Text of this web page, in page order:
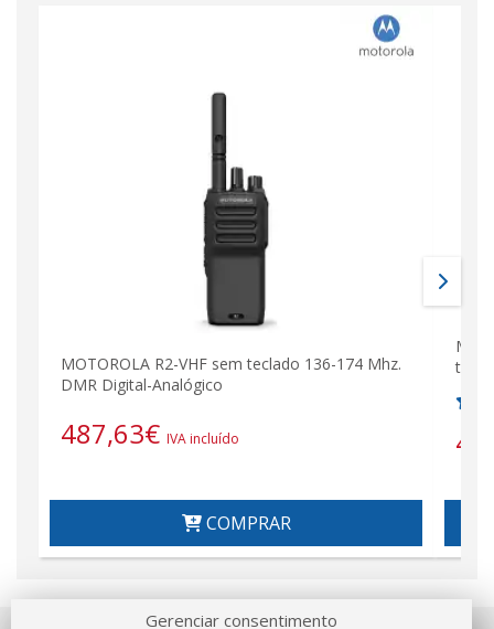
MOTOROLA R2-VHF sem teclado 136-174 Mhz.
DMR Digital-Analógico
487,63€ IVA incluído
COMPRAR
Gerenciar consentimento